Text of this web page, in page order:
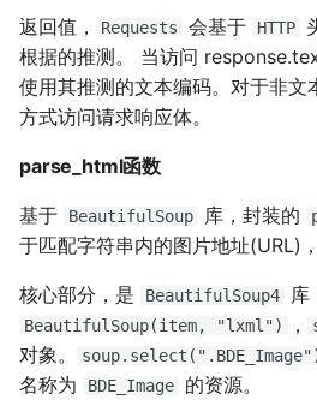
如何创建 Nodejs 容器？
Docker image 命令
Docker 镜像体积问题
如何自定义 phpmyadmin 镜
像？
如何设置 supervisor 管理的
子程序只运行一次？
如何创建 Memcached 容
mpstat 命令
jar 命令
测试 php7
CentOS 7 网卡配置多个IP地
址
Kubernetes 实战-PV与PVC
Kubernetes 之搭建NFS服务
器
Kubernetes 好伙伴 Rancher
2.x
用
使用 Kubeadm 快速部署K8S
环境
动
XenServer 图形方式安装
Linux
Windows Hyper-V 虚拟机未
知设备VMBUS
CloudStack 方向比努力更重
要
Nginx 拒绝IP访问
Nginx 列出目录中文件
Nginx HA(Keepalived)
Nginx alias指令
Nginx 持续连接超时时间
Nginx Http基本身份认证
常用 mongo 命令
MySQL Found invalid event
in binary log
Mysql min与max函数
数据
SQLSTATE 2002 No such
file or directory
Ubuntu 查看内存硬件信息
Ubuntu 下载工具 uget
Ubuntu 提示boot分区空间不
足
Ubuntu 移除cnnic证书
Ubuntu 光盘制作成ISO文件
连接远程桌面无法复制粘贴
Cisco 交换机不能配置trunk
模式
iperf 测试网络带宽
VRRP协议与防火墙
Packets Per Second (PPS)
二进制千比特每秒 - Kibps
iptables
Haproxy 使用Socat获得统计
数据
Mysql 主从状态监控脚本
Zabbix 监控Mysql主从状态
Processes
Zabbix 配置邮件报警
Linux 系统下的磁盘工具
hdparm
AS SSD Benchmark
PCIe SSD磁盘
使用 Recuva 恢复误删除文件
Windows 配置 SNMP
Windows NAT路由和远程访
问
禁止暴力破解
Windows Server 关闭的数据
执行保护(DEP)
Docker 远程执行命令漏洞
XSS跨站攻击示例
ImageMagick 注入漏洞
CVE-2016-3714
如何估算网站RPS峰值？
使用iDrac7更新Dell服务器
返回值， Requests 会基于 HTTP
根据的推测。 当访问
使用其推测的文本编码。对于非文
方式访问请求响应体。
parse_html函数
基于 BeautifulSoup 库，封装的
于匹配字符串内的图片地址(URL)
核心部分，是 BeautifulSoup4 库
BeautifulSoup(item, "lxml")
，
对象。
名称为
BDE_Image 的资源。